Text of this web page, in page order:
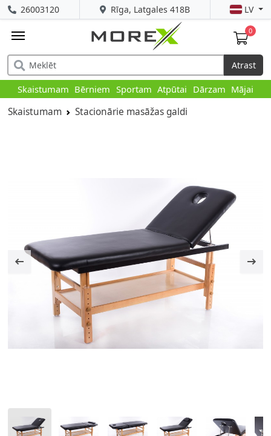
Rīga, Latgales 418B
26003120 LV
0
Atrast
Skaistumam Bērniem Sportam Atpūtai Dārzam Mājai
Skaistumam Stacionārie masāžas galdi